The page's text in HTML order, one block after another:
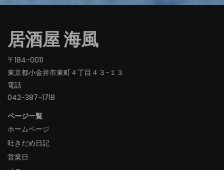
居酒屋 海風
〒184-0011
東京都小金井市東町４丁目４３−１３
電話
042-387-1718‬
ページ一覧
ホームページ
吐きだめ日記
営業日